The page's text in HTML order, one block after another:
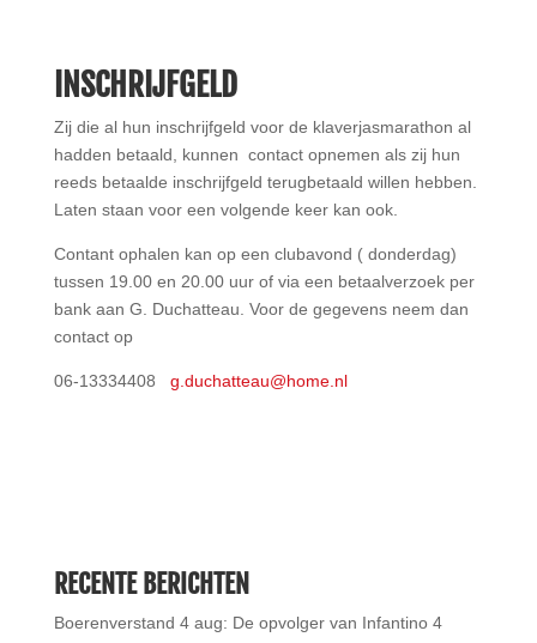
INSCHRIJFGELD
Zij die al hun inschrijfgeld voor de klaverjasmarathon al
hadden betaald, kunnen contact opnemen als zij hun
reeds betaalde inschrijfgeld terugbetaald willen hebben.
Laten staan voor een volgende keer kan ook.
Contant ophalen kan op een clubavond ( donderdag)
tussen 19.00 en 20.00 uur of via een betaalverzoek per
bank aan G. Duchatteau. Voor de gegevens neem dan
contact op
06-13334408 g.duchatteau@home.nl
RECENTE BERICHTEN
Boerenverstand 4 aug: De opvolger van Infantino 4